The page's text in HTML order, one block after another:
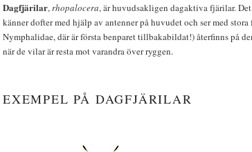
Dagfjärilar,rhopalocera, är huvudsakligen dagaktiva fjärilar.
känner dofter med hjälp av antenner på huvudet och ser med
Nymphalidae, där är första benparet tillbakabildat!) återfinns på
när de vilar är resta mot varandra över ryggen.
EXEMPEL PÅ DAGFJÄRILAR